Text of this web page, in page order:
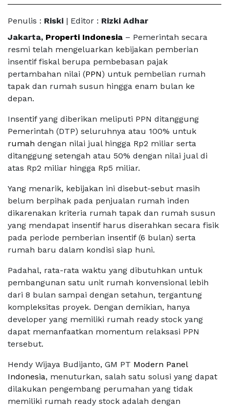
Penulis : Riski | Editor : Rizki Adhar
Jakarta, Properti Indonesia – Pemerintah secara
resmi telah mengeluarkan kebijakan pemberian
insentif fiskal berupa pembebasan pajak
pertambahan nilai (PPN) untuk pembelian rumah
tapak dan rumah susun hingga enam bulan ke
depan.
Insentif yang diberikan meliputi PPN ditanggung
Pemerintah (DTP) seluruhnya atau 100% untuk
rumah dengan nilai jual hingga Rp2 miliar serta
ditanggung setengah atau 50% dengan nilai jual di
atas Rp2 miliar hingga Rp5 miliar.
Yang menarik, kebijakan ini disebut-sebut masih
belum berpihak pada penjualan rumah inden
dikarenakan kriteria rumah tapak dan rumah susun
yang mendapat insentif harus diserahkan secara fisik
pada periode pemberian insentif (6 bulan) serta
rumah baru dalam kondisi siap huni.
Padahal, rata-rata waktu yang dibutuhkan untuk
pembangunan satu unit rumah konvensional lebih
dari 8 bulan sampai dengan setahun, tergantung
kompleksitas proyek. Dengan demikian, hanya
developer yang memiliki rumah ready stock yang
dapat memanfaatkan momentum relaksasi PPN
tersebut.
Hendy Wijaya Budijanto, GM PT Modern Panel
Indonesia, menuturkan, salah satu solusi yang dapat
dilakukan pengembang perumahan yang tidak
memiliki rumah ready stock adalah dengan